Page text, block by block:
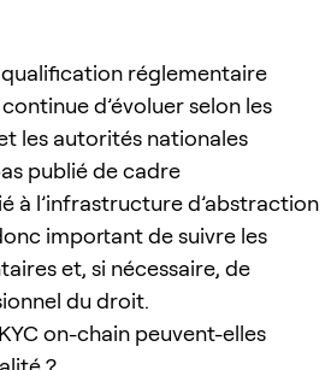
qualification réglementaire
d’évoluer selon les
les autorités nationales
publié de cadre
à l’infrastructure d’abstraction
important de suivre les
et, si nécessaire, de
du droit.
on-chain peuvent-elles